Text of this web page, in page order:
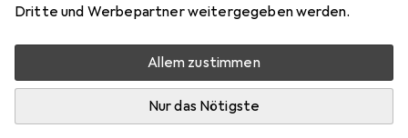
Dritte und Werbepartner weitergegeben werden.
Allem zustimmen
Nur das Nötigste
Do, 13.8. geliefert
Mehr als 10 Stück an Lager
In den Warenkorb